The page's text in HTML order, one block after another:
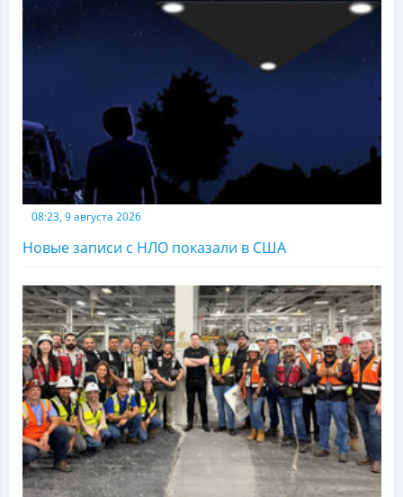
08:23, 9 августа 2026
Новые записи с НЛО показали в США